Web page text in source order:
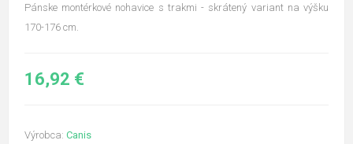
Pánske montérkové nohavice s trakmi - skrátený variant na výšku
170-176 cm.
16,92 €
Výrobca: Canis